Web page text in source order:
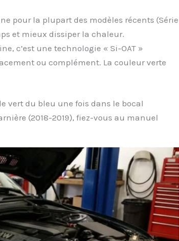
pour la plupart des modèles récents (Série
et mieux dissiper la chaleur.
c’est une technologie « Si-OAT »
ou complément. La couleur verte
vert du bleu une fois dans le bocal
(2018-2019), fiez-vous au manuel